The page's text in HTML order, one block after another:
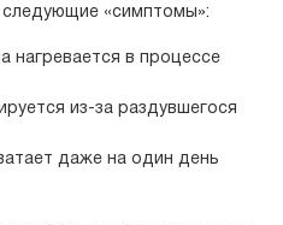
«симптомы»:
нагревается в процессе
из-за раздувшегося
даже на один день